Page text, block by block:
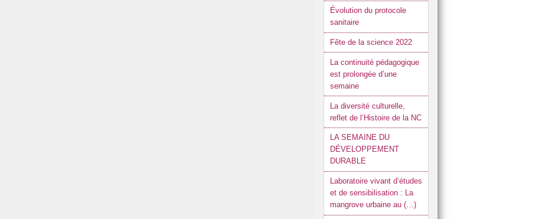
Évolution du protocole
sanitaire
Fête de la science 2022
La continuité pédagogique
est prolongée d’une
semaine
La diversité culturelle,
reflet de l’Histoire de la NC
LA SEMAINE DU
DÉVELOPPEMENT
DURABLE
Laboratoire vivant d’études
et de sensibilisation : La
mangrove urbaine au (…)